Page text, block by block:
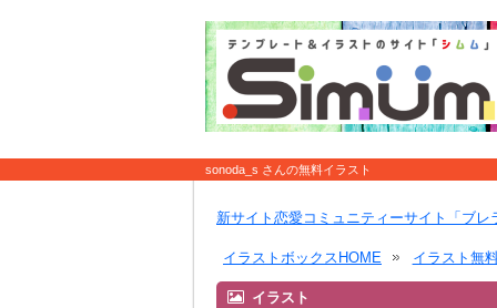
sonoda_s さんの無料イラスト
新サイト恋愛コミュニティーサイト「ブレ
イラストボックスHOME イラスト無
イラスト